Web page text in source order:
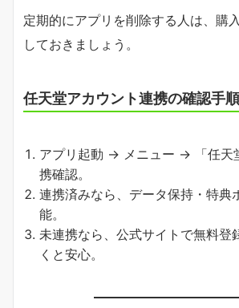
定期的にアプリを削除する人は、購
しておきましょう。
任天堂アカウント連携の確認手順
アプリ起動 → メニュー → 「任天
携確認。
連携済みなら、データ保持・特典
能。
未連携なら、公式サイトで無料登
くと安心。